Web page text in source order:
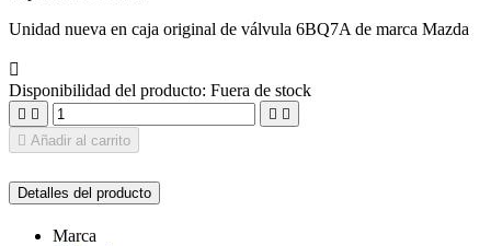
Unidad nueva en caja original de válvula 6BQ7A de marca Mazda

Disponibilidad del producto: Fuera de stock
   
 Añadir al carrito
Detalles del producto
Marca